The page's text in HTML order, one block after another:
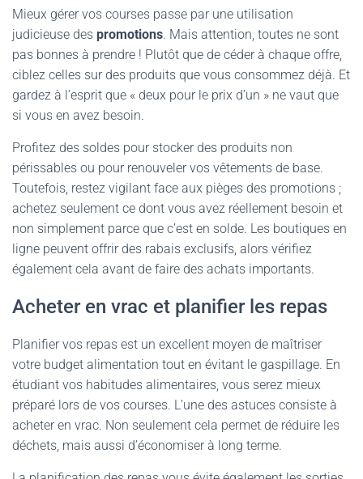
Mieux gérer vos courses passe par une utilisation
judicieuse des promotions. Mais attention, toutes ne sont
pas bonnes à prendre ! Plutôt que de céder à chaque offre,
ciblez celles sur des produits que vous consommez déjà. Et
gardez à l’esprit que « deux pour le prix d’un » ne vaut que
si vous en avez besoin.
Profitez des soldes pour stocker des produits non
périssables ou pour renouveler vos vêtements de base.
Toutefois, restez vigilant face aux pièges des promotions ;
achetez seulement ce dont vous avez réellement besoin et
non simplement parce que c’est en solde. Les boutiques en
ligne peuvent offrir des rabais exclusifs, alors vérifiez
également cela avant de faire des achats importants.
Acheter en vrac et planifier les repas
Planifier vos repas est un excellent moyen de maîtriser
votre budget alimentation tout en évitant le gaspillage. En
étudiant vos habitudes alimentaires, vous serez mieux
préparé lors de vos courses. L’une des astuces consiste à
acheter en vrac. Non seulement cela permet de réduire les
déchets, mais aussi d’économiser à long terme.